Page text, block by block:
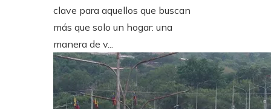
clave para aquellos que buscan
más que solo un hogar: una
manera de v...